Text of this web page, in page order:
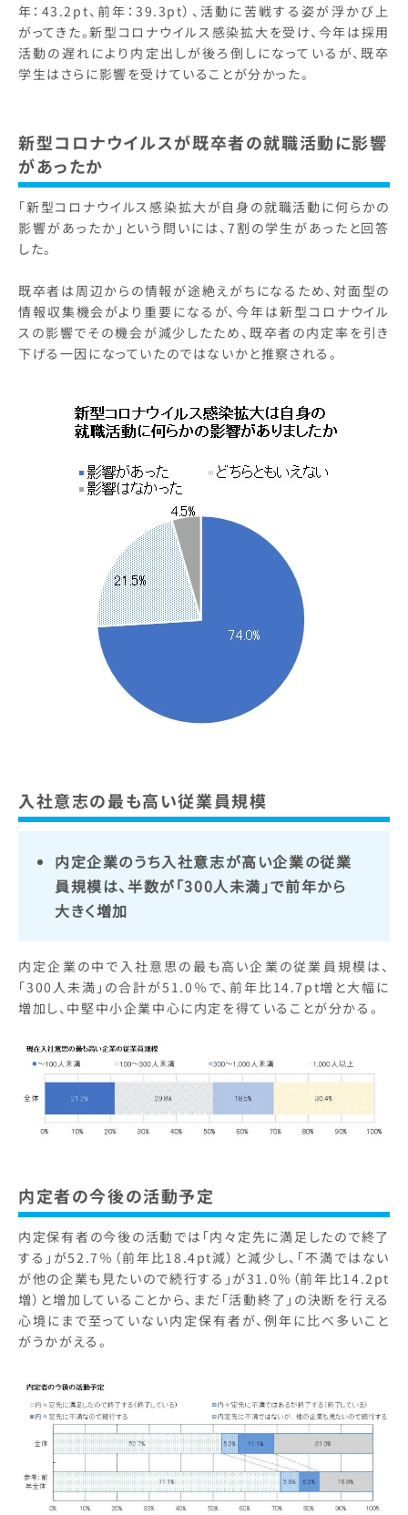
年：43.2pt、前年：39.3pt）、活動に苦戦する姿が浮かび上
がってきた。新型コロナウイルス感染拡大を受け、今年は採用
活動の遅れにより内定出しが後ろ倒しになっているが、既卒
学生はさらに影響を受けていることが分かった。
新型コロナウイルスが既卒者の就職活動に影響
があったか
「新型コロナウイルス感染拡大が自身の就職活動に何らかの
影響があったか」という問いには、7割の学生があったと回答
した。
既卒者は周辺からの情報が途絶えがちになるため、対面型の
情報収集機会がより重要になるが、今年は新型コロナウイル
スの影響でその機会が減少したため、既卒者の内定率を引き
下げる一因になっていたのではないかと推察される。
入社意志の最も高い従業員規模
内定企業のうち入社意志が高い企業の従業
員規模は、半数が「300人未満」で前年から
大きく増加
内定企業の中で入社意思の最も高い企業の従業員規模は、
「300人未満」の合計が51.0％で、前年比14.7pt増と大幅に
増加し、中堅中小企業中心に内定を得ていることが分かる。
内定者の今後の活動予定
内定保有者の今後の活動では「内々定先に満足したので終了
する」が52.7％（前年比18.4pt減）と減少し、「不満ではない
が他の企業も見たいので続行する」が31.0％（前年比14.2pt
増）と増加していることから、まだ「活動終了」の決断を行える
心境にまで至っていない内定保有者が、例年に比べ多いこと
がうかがえる。